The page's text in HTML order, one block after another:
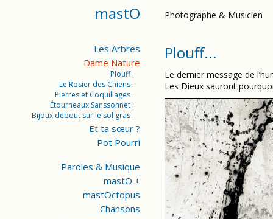
mastO
Les Arbres
Dame Nature
Plouff
Le Rosier des Chiens
Pierres et Coquillages
Étourneaux Sanssonnet
Bijoux debout sur le sol gras
Et ta sœur ?
Pot Pourri
Paroles & Musique
mastO +
mastOctopus
Chansons
Photographe & Musicien
Plouff...
Le dernier message de
Les Dieux sauront